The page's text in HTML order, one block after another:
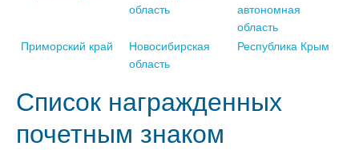
область
автономная
область
Приморский край
Новосибирская
область
Республика Крым
Список награжденных
почетным знаком